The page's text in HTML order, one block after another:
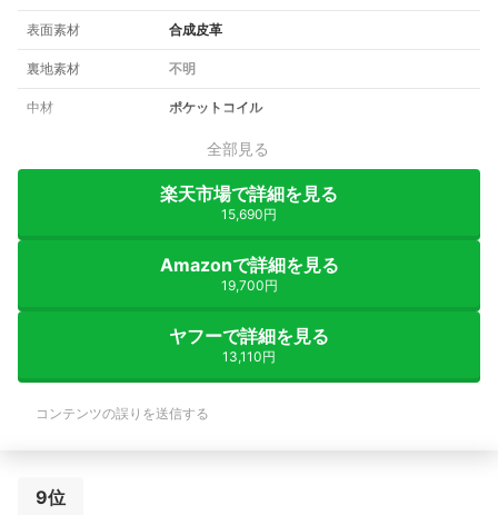
表面素材 合成皮革
裏地素材 不明
中材 ポケットコイル
全部見る
楽天市場で詳細を見る
15,690円
Amazonで詳細を見る
19,700円
ヤフーで詳細を見る
13,110円
コンテンツの誤りを送信する
9位